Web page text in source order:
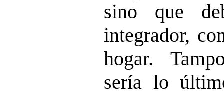
sino que
integrador,
hogar.
sería lo